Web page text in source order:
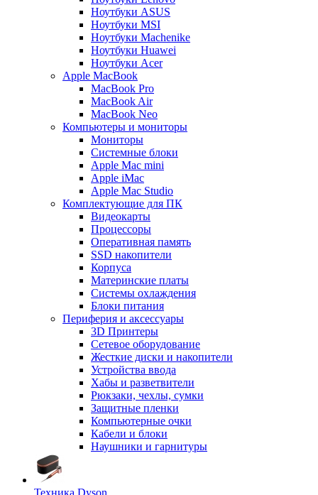
Ноутбуки ASUS
Ноутбуки MSI
Ноутбуки Machenike
Ноутбуки Huawei
Ноутбуки Acer
Apple MacBook
MacBook Pro
MacBook Air
MacBook Neo
Компьютеры и мониторы
Мониторы
Системные блоки
Apple Mac mini
Apple iMac
Apple Mac Studio
Комплектующие для ПК
Видеокарты
Процессоры
Оперативная память
SSD накопители
Корпуса
Материнские платы
Системы охлаждения
Блоки питания
Периферия и аксессуары
3D Принтеры
Сетевое оборудование
Жесткие диски и накопители
Устройства ввода
Хабы и разветвители
Рюкзаки, чехлы, сумки
Защитные пленки
Компьютерные очки
Кабели и блоки
Наушники и гарнитуры
Техника Dyson